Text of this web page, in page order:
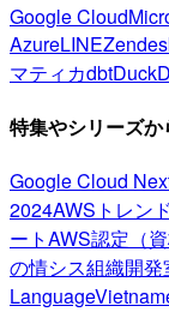
Google Cloud
AzureLINE
マティカdbt
特集やシリーズか
Google Cloud
2024AWSトレン
ートAWS認定（資
の情シス組織開発
Language